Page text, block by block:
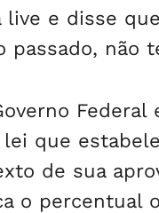
live e disse
não
que
de sua
o percentual